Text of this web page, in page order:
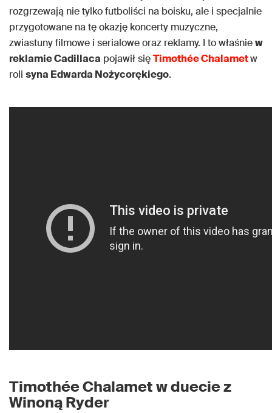
rozgrzewają nie tylko futboliści na boisku, ale i specjalnie
przygotowane na tę okazję koncerty muzyczne,
zwiastuny filmowe i serialowe oraz reklamy. I to właśniew
reklamie Cadillaca pojawił sięTimothée Chalametw
roli syna Edwarda Nożycorękiego.
Timothée Chalamet w duecie z
Winoną Ryder